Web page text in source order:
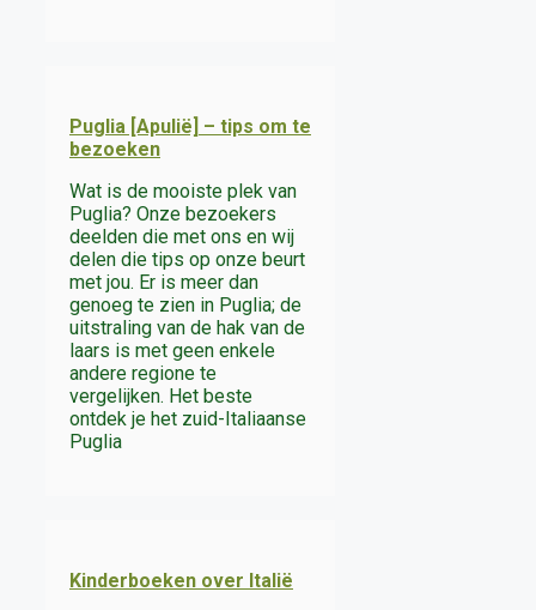
Puglia [Apulië] – tips om te
bezoeken
Wat is de mooiste plek van
Puglia? Onze bezoekers
deelden die met ons en wij
delen die tips op onze beurt
met jou. Er is meer dan
genoeg te zien in Puglia; de
uitstraling van de hak van de
laars is met geen enkele
andere regione te
vergelijken. Het beste
ontdek je het zuid-Italiaanse
Puglia
Kinderboeken over Italië